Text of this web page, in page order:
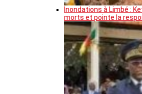
Inondations à Limbé :
morts et pointe la